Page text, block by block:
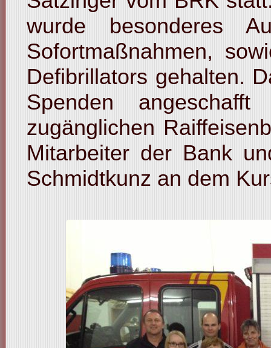
wurde besonderes
Sofortmaßnahmen,
Defibrillators gehalten.
Spenden
zugänglichen
Mitarbeiter der Bank
Schmidtkunz an dem